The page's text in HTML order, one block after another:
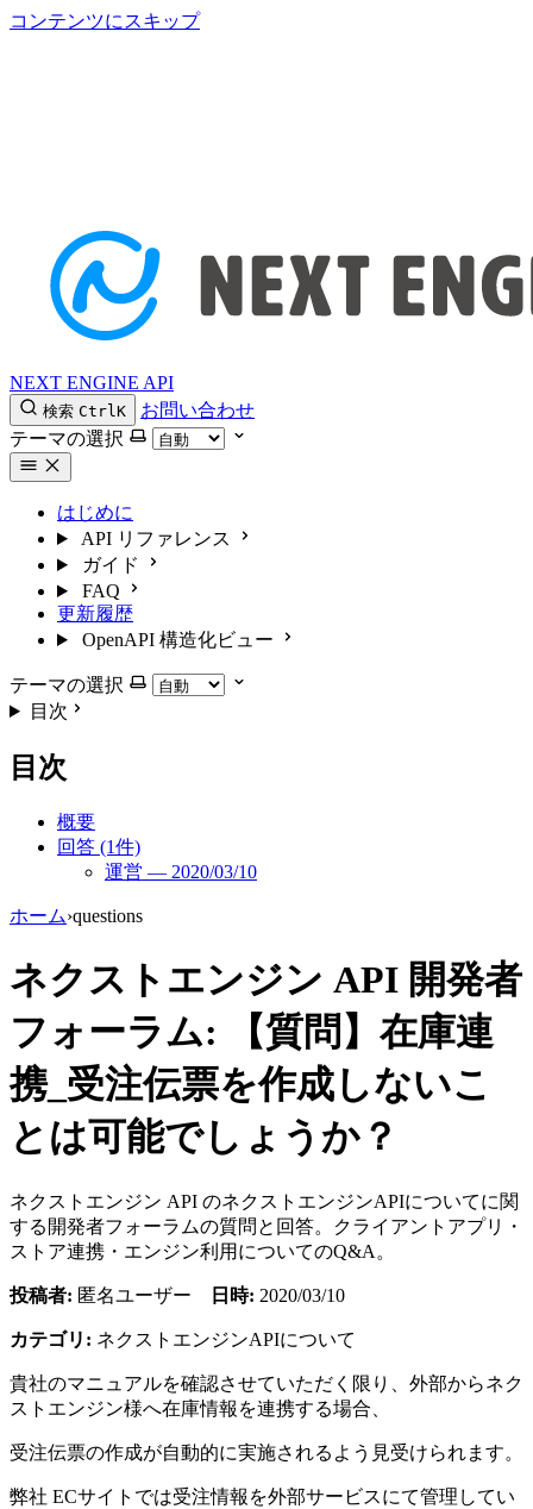
コンテンツにスキップ
NEXT ENGINE API
検索 CtrlK
お問い合わせ
テーマの選択
はじめに
API リファレンス
ガイド
FAQ
更新履歴
OpenAPI 構造化ビュー
テーマの選択
目次
目次
概要
回答 (1件)
運営 — 2020/03/10
ホーム›questions
ネクストエンジン API 開発者
フォーラム: 【質問】在庫連
携_受注伝票を作成しないこ
とは可能でしょうか？
ネクストエンジン API のネクストエンジンAPIについてに関
する開発者フォーラムの質問と回答。クライアントアプリ・
ストア連携・エンジン利用についてのQ&A。
投稿者: 匿名ユーザー 日時: 2020/03/10
カテゴリ: ネクストエンジンAPIについて
貴社のマニュアルを確認させていただく限り、外部からネク
ストエンジン様へ在庫情報を連携する場合、
受注伝票の作成が自動的に実施されるよう見受けられます。
弊社 ECサイトでは受注情報を外部サービスにて管理してい